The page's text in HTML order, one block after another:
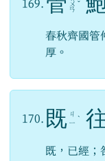
169. ㄨ
ㄢ
ˇ
春秋齊國管
厚。
170. 既 ㄐ
ㄧ ˋ
既，已經；